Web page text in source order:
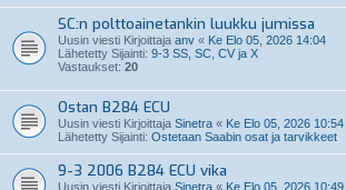
SC:n polttoainetankin luukku jumissa
Uusin viesti Kirjoittaja anv « Ke Elo 05, 2026 14:04
Lähetetty Sijainti: 9-3 SS, SC, CV ja X
Vastaukset: 20
Ostan B284 ECU
Uusin viesti Kirjoittaja Sinetra « Ke Elo 05, 2026 10:54
Lähetetty Sijainti: Ostetaan Saabin osat ja tarvikkeet
9-3 2006 B284 ECU vika
Uusin viesti Kirjoittaja Sinetra « Ke Elo 05, 2026 10:49